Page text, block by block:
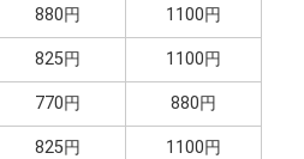
880円 1100円
825円 1100円
770円 880円
825円 1100円